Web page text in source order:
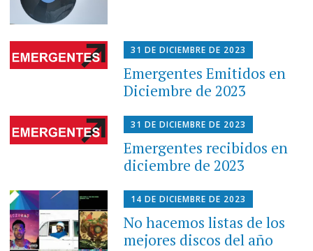
31 DE DICIEMBRE DE 2023
Emergentes Emitidos en
Diciembre de 2023
31 DE DICIEMBRE DE 2023
Emergentes recibidos en
diciembre de 2023
14 DE DICIEMBRE DE 2023
No hacemos listas de los
mejores discos del año